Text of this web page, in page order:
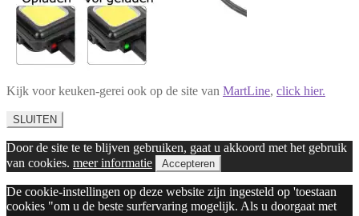
Kijk voor keuken-gerei ook op de site van MartLine, click hier.
SLUITEN
Door de site te te blijven gebruiken, gaat u akkoord met het gebruik
van cookies. meer informatie Accepteren
De cookie-instellingen op deze website zijn ingesteld op 'toestaan
cookies "om u de beste surfervaring mogelijk. Als u doorgaat met